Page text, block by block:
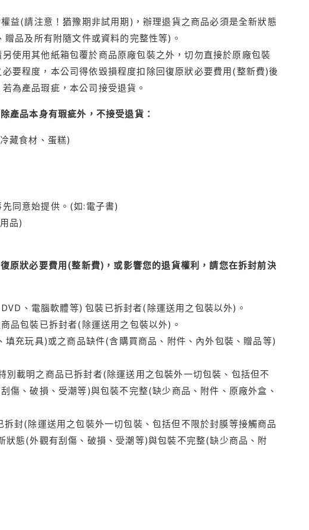
益(請注意！猶豫期非試用期)，辦理退貨之商品必須是全新狀態
品及所有附隨文件或資料的完整性等)。
使用其他紙箱包覆於商品原廠包裝之外，切勿直接於原廠包裝
要程度，本公司得依毀損程度扣除回復原狀必要費用(整新費)後
為產品瑕疵，本公司接受退貨。
產品本身有瑕疵外，不接受退貨：
藏食材、蛋糕)
同意始提供。(如:電子書)
品)
原狀必要費用(整新費)，或影響您的退貨權利，請您在拆封前決
、電腦軟體等) 包裝已拆封者(除運送用之包裝以外)。
品包裝已拆封者(除運送用之包裝以外)。
充玩具)或之商品缺件(含購買商品、附件、內外包裝、贈品等)
載明之商品已拆封者(除運送用之包裝外一切包裝、包括但不
傷、破損、受潮等)與包裝不完整(缺少商品、附件、原廠外盒、
封(除運送用之包裝外一切包裝、包括但不限於封膜等接觸商品
態(外觀有刮傷、破損、受潮等)與包裝不完整(缺少商品、附